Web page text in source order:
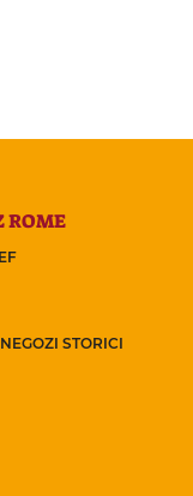
ROME
STORICI